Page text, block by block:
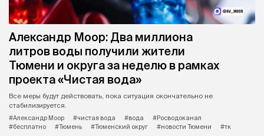
Александр Моор: Два миллиона
литров воды получили жители
Тюмени и округа за неделю в рамках
проекта «Чистая вода»
Все меры будут действовать, пока ситуация окончательно не
стабилизируется.
#Александр Моор
#чистая вода #вода
#Росводоканал
#бесплатно
#Тюмень #Тюменский округ #новости Тюмени #тк